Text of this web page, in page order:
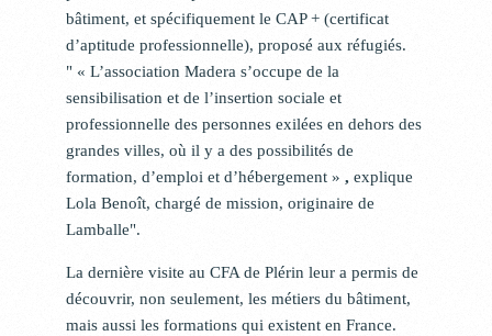
bâtiment, et spécifiquement le CAP + (certificat
d’aptitude professionnelle), proposé aux réfugiés.
« L’association Madera s’occupe de la
sensibilisation et de l’insertion sociale et
professionnelle des personnes exilées en dehors des
grandes villes, où il y a des possibilités de
formation, d’emploi et d’hébergement » , explique
Lola Benoît, chargé de mission, originaire de
Lamballe .
La dernière visite au CFA de Plérin leur a permis de
découvrir, non seulement, les métiers du bâtiment,
mais aussi les formations qui existent en France.